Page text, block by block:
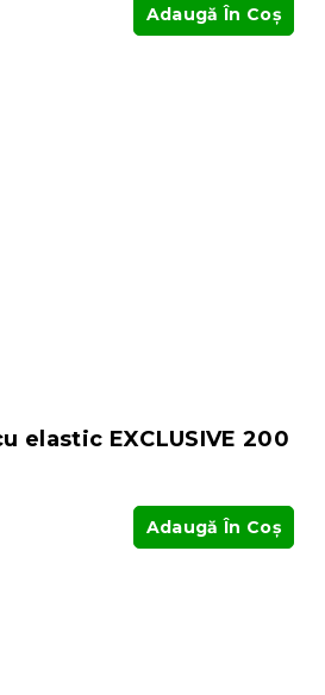
Adaugă În Coş
elastic EXCLUSIVE 200
Adaugă În Coş